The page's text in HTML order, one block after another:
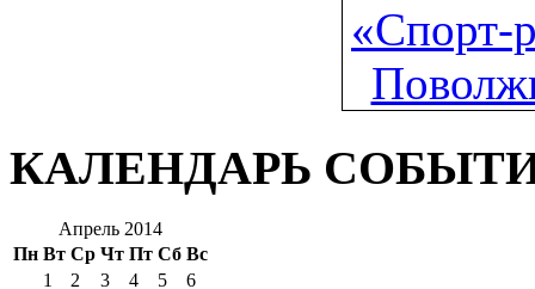
КАЛЕНДАРЬ
Апрель 2014
Пн Вт Ср Чт Пт Сб Вс
1 2 3 4 5
6